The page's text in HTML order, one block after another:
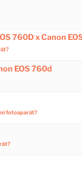
760D x Canon
EOS 760d
fotoaparát?